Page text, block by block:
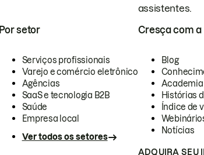
assistentes.
Por setor
Serviços profissionais
Varejo e comércio eletrônico
Agências
SaaS e tecnologia B2B
Saúde
Empresa local
Ver todos os setores
Cresça com a
Blog
Academia
Histórias
Índice de
Notícias
ADQUIRA SEU